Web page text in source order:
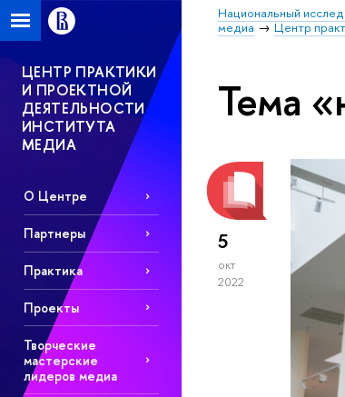
Национальный
медиа
Центр
ЦЕНТР ПРАКТИКИ
И ПРОЕКТНОЙ
ДЕЯТЕЛЬНОСТИ
ИНСТИТУТА
МЕДИА
О Центре
Партнеры
Практика
Проекты
Творческие
мастерские
лидеров медиа
Тема
5
окт
2022